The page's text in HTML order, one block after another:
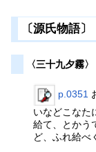
〔源氏物語〕
〈三十九夕霧〉
p.0351
いなどこなた
給て、とかう
ど、ふれ給べ